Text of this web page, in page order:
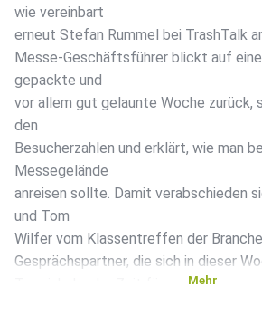
wie vereinbart
erneut Stefan Rummel bei TrashTalk
Messe-Geschäftsführer blickt auf eine
gepackte und
vor allem gut gelaunte Woche zurück,
den
Besucherzahlen und erklärt, wie man
Messegelände
anreisen sollte. Damit verabschieden
und Tom
Wilfer vom Klassentreffen der
Gesprächspartner, die sich in dieser
Terminkalender Zeit für uns genommen
Mehr